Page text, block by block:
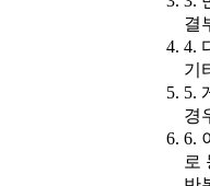
결
4.
기
5.
경
6.
로